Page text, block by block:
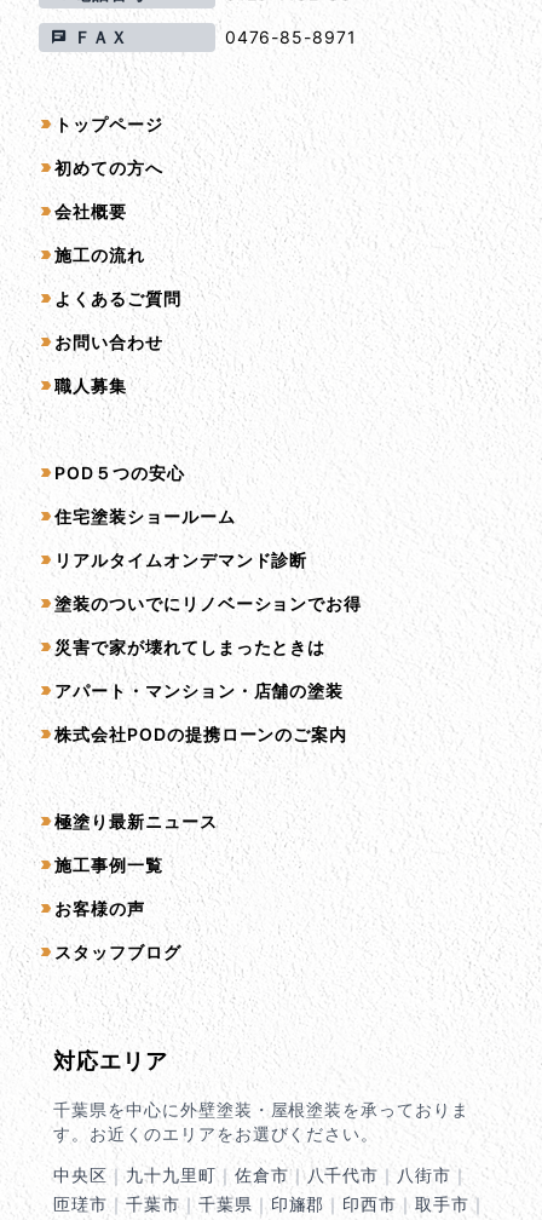
ＦＡＸ 0476-85-8971
サイトマップ
トップページ
初めての方へ
会社概要
施工の流れ
よくあるご質問
お問い合わせ
職人募集
サービス一覧
POD５つの安心
住宅塗装ショールーム
リアルタイムオンデマンド診断
塗装のついでにリノベーションでお得
災害で家が壊れてしまったときは
アパート・マンション・店舗の塗装
株式会社PODの提携ローンのご案内
コンテンツ一覧
極塗り最新ニュース
施工事例一覧
お客様の声
スタッフブログ
対応エリア
千葉県を中心に外壁塗装・屋根塗装を承っておりま
す。お近くのエリアをお選びください。
中央区 ｜九十九里町｜ 佐倉市｜八千代市 ｜ 八街市 ｜
匝瑳市 ｜ 千葉市 ｜ 千葉県 ｜印旛郡 ｜ 印西市 ｜取手市 ｜